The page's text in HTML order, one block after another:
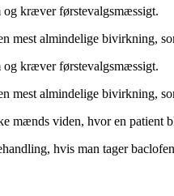
kræver førstevalgsmæssigt.
mest almindelige bivirkning,
kræver førstevalgsmæssigt.
mest almindelige bivirkning,
mænds viden, hvor en patient
hvis man tager